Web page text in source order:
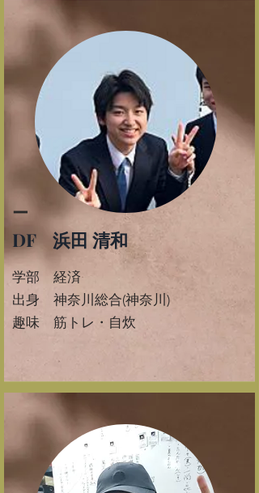
ー
DF 浜田 清和
学部 経済
​出身 神奈川総合(神奈川)
​趣味 筋トレ・自炊